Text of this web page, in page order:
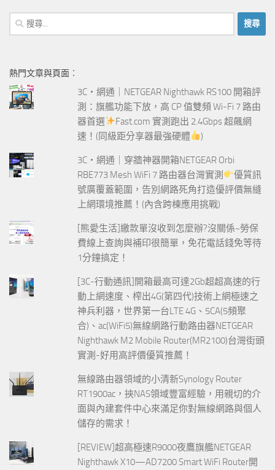
搜
尋
字:
熱門文章與頁面︰
3C‧網通｜NETGEAR Nighthawk RS100 開箱評
測：旗艦功能下放，高 CP 值雙頻 Wi-Fi 7 路由
器首選
Fast.com 實測跑出 2.4Gbps 超飆網
速！(同級距分享器最強硬體
)
3C‧網通｜穿牆神器開箱NETGEAR Orbi
RBE773 Mesh WiFi 7 路由器台灣實測
優質訊
號廣覆蓋範圍，告別網路死角打造優評價無縫
上網環境推薦！(內含跨棟應用挑戰)
[熊愛生活]繳款單沒收到怎麼辦?沒關係~勞保
費線上查詢與補印很簡單，免花電話錢免等待
1分鐘搞定！
[3C-行動通訊]開箱最高可達2Gb超超高速的行
動上網速度、榨出4G(第四代)技術上網極速之
神兵利器，世界第一台LTE 4G、5CA(5頻聚
合)、ac(WiFi5)無線網路行動路由器NETGEAR
Nighthawk M2 Mobile Router(MR2100)台灣街頭
實測-好用高評價優質推薦！
無線路由器領域的小清新Synology Router
RT1900ac，挾NAS領域豐富經驗，用親切的介
面與內建套件中心來滿足你對無線網路與個人
儲存的需求！
[REVIEW]超高極速R9000夜鷹旗艦NETGEAR
Nighthawk X10—AD7200 Smart WiFi Router開